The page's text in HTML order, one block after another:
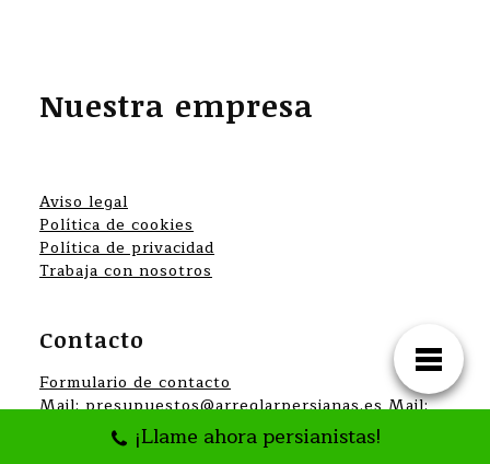
Nuestra empresa
Aviso legal
Política de cookies
Política de privacidad
Trabaja con nosotros
Contacto
Formulario de contacto
Mail: presupuestos@arreglarpersianas.es Mail:
info@arreglarpersianas.es Teléfono: +34 607
¡Llame ahora persianistas!